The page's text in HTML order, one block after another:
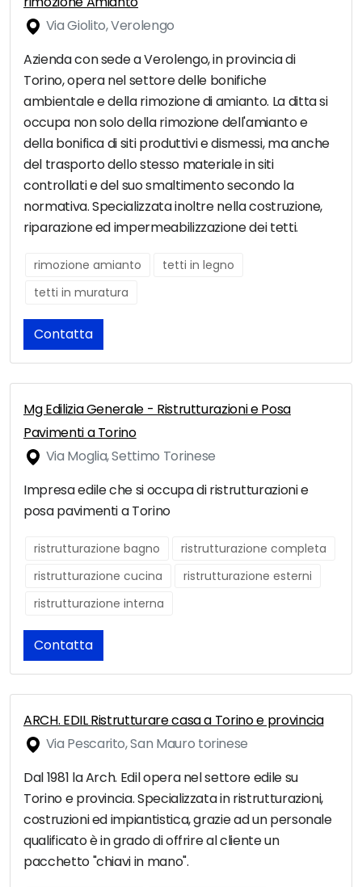
Via Giolito, Verolengo
Azienda con sede a Verolengo, in provincia di
Torino, opera nel settore delle bonifiche
ambientale e della rimozione di amianto. La ditta si
occupa non solo della rimozione dell'amianto e
della bonifica di siti produttivi e dismessi, ma anche
del trasporto dello stesso materiale in siti
controllati e del suo smaltimento secondo la
normativa. Specializzata inoltre nella costruzione,
riparazione ed impermeabilizzazione dei tetti.
rimozione amianto
tetti in legno
tetti in muratura
Contatta
Mg Edilizia Generale - Ristrutturazioni e Posa
Pavimenti a Torino
Via Moglia, Settimo Torinese
Impresa edile che si occupa di ristrutturazioni e
posa pavimenti a Torino
ristrutturazione bagno
ristrutturazione completa
ristrutturazione cucina
ristrutturazione esterni
ristrutturazione interna
Contatta
ARCH. EDIL Ristrutturare casa a Torino e provincia
Via Pescarito, San Mauro torinese
Dal 1981 la Arch. Edil opera nel settore edile su
Torino e provincia. Specializzata in ristrutturazioni,
costruzioni ed impiantistica, grazie ad un personale
qualificato è in grado di offrire al cliente un
pacchetto "chiavi in mano".